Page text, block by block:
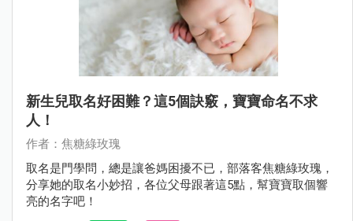
新生兒取名好困難？這5個訣竅，寶寶命名不求
人！
作者：焦糖綠玫瑰
取名是門學問，總是讓爸媽困擾不已，部落客焦糖綠玫瑰，
分享她的取名小妙招，各位父母跟著這5點，幫寶寶取個響
亮的名字吧！